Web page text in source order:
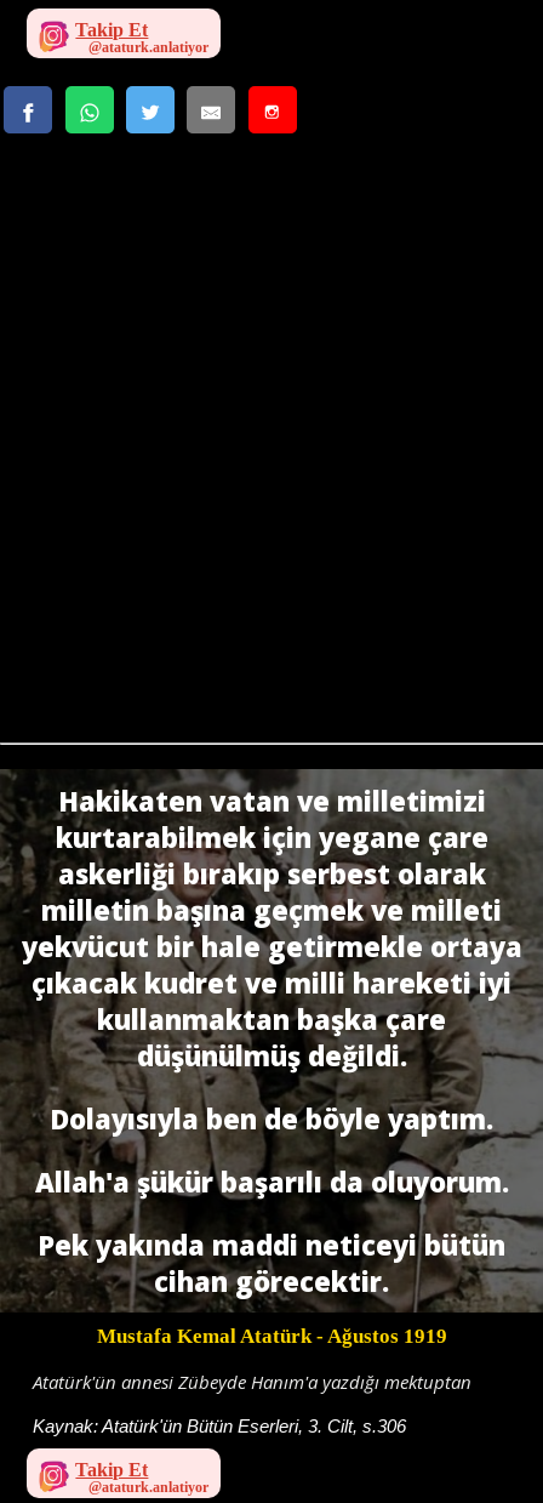
Takip Et
Hakikaten vatan ve milletimizi
kurtarabilmek için yegane çare
askerliği bırakıp serbest olarak
milletin başına geçmek ve milleti
yekvücut bir hale getirmekle ortaya
çıkacak kudret ve milli hareketi iyi
kullanmaktan başka çare
düşünülmüş değildi.
Dolayısıyla ben de böyle yaptım.
Allah'a şükür başarılı da oluyorum.
Pek yakında maddi neticeyi bütün
cihan görecektir.
Mustafa Kemal Atatürk- Ağustos 1919
Atatürk'ün annesi Zübeyde Hanım'a yazdığı mektuptan
Kaynak:Atatürk'ün Bütün Eserleri, 3. Cilt, s.306
Takip Et